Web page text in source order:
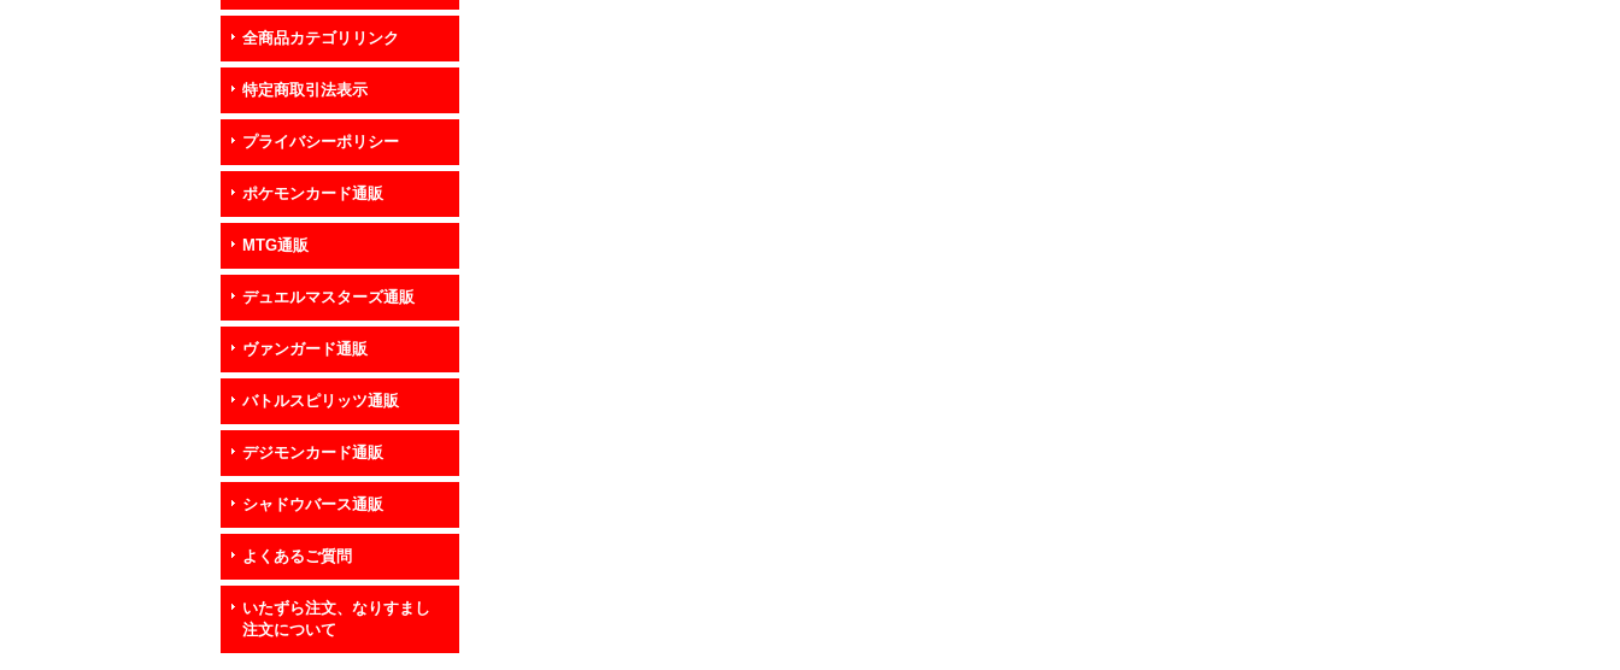
全商品カテゴリリンク
特定商取引法表示
プライバシーポリシー
ポケモンカード通販
MTG通販
デュエルマスターズ通販
ヴァンガード通販
バトルスピリッツ通販
デジモンカード通販
シャドウバース通販
よくあるご質問
いたずら注文、なりすまし
注文について